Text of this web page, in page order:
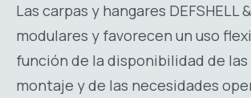
Las carpas y hangares DEFSHELL
modulares y favorecen un uso
función de la disponibilidad de las
montaje y de las necesidades